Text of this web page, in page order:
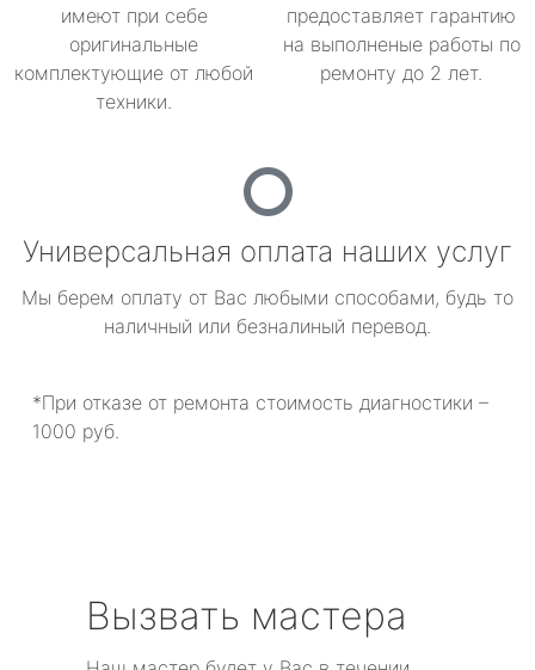
имеют при себе
оригинальные
комплектующие от любой
техники.
предоставляет гарантию
на выполненые работы по
ремонту до 2 лет.
Универсальная оплата наших услуг
Мы берем оплату от Вас любыми способами, будь то
наличный или безналиный перевод.
*При отказе от ремонта стоимость диагностики –
1000 руб.
Вызвать мастера